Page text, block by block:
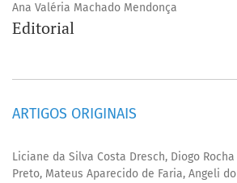
Ana Valéria Machado Mendonça
Editorial
ARTIGOS ORIGINAIS
Liciane da Silva Costa Dresch, Diogo Rocha
Preto, Mateus Aparecido de Faria, Angeli do